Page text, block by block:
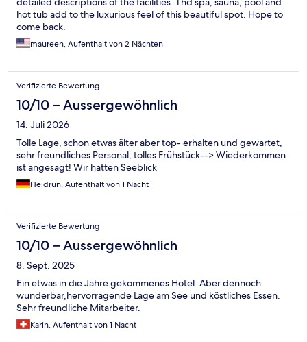
hot tub add to the luxurious feel of this beautiful spot. Hope to
come back.
maureen, Aufenthalt von 2 Nächten
Verifizierte Bewertung
10/10 – Aussergewöhnlich
14. Juli 2026
Tolle Lage, schon etwas älter aber top- erhalten und gewartet,
sehr freundliches Personal, tolles Frühstück--> Wiederkommen
ist angesagt! Wir hatten Seeblick
Heidrun, Aufenthalt von 1 Nacht
Verifizierte Bewertung
10/10 – Aussergewöhnlich
8. Sept. 2025
Ein etwas in die Jahre gekommenes Hotel. Aber dennoch
wunderbar,hervorragende Lage am See und köstliches Essen.
Sehr freundliche Mitarbeiter.
Karin, Aufenthalt von 1 Nacht